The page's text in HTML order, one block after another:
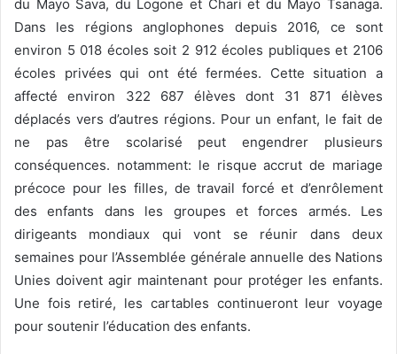
du Mayo Sava, du Logone et Chari et du Mayo Tsanaga.
Dans les régions anglophones depuis 2016, ce sont
environ 5 018 écoles soit 2 912 écoles publiques et 2106
écoles privées qui ont été fermées. Cette situation a
affecté environ 322 687 élèves dont 31 871 élèves
déplacés vers d’autres régions. Pour un enfant, le fait de
ne pas être scolarisé peut engendrer plusieurs
conséquences. notamment: le risque accrut de mariage
précoce pour les filles, de travail forcé et d’enrôlement
des enfants dans les groupes et forces armés. Les
dirigeants mondiaux qui vont se réunir dans deux
semaines pour l’Assemblée générale annuelle des Nations
Unies doivent agir maintenant pour protéger les enfants.
Une fois retiré, les cartables continueront leur voyage
pour soutenir l’éducation des enfants.